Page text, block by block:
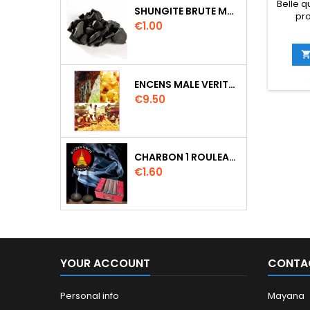
SHUNGITE BRUTE MORCEAU 2 A 3 CM
Price
€1.00
ENCENS MALE VERITABLE RARE 20 GR
Price
€9.50
CHARBON 1 ROULEAU DE 10 PASTILLES DIAMETRE 33MM
Price
€1.60
Belle

YOUR ACCOUNT
Personal info
Mayana